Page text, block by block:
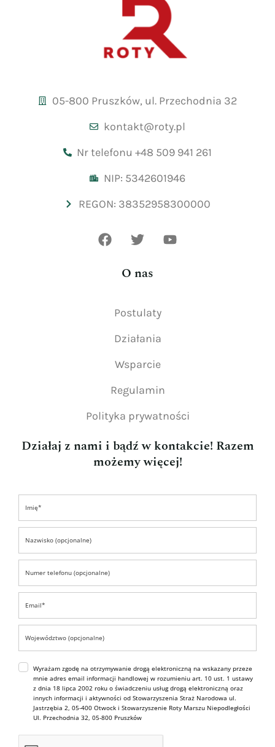
05-800 Pruszków, ul. Przechodnia 32
kontakt@roty.pl
Nr telefonu +48 509 941 261
NIP: 5342601946
REGON: 38352958300000
O nas
Postulaty
Działania
Wsparcie
Regulamin
Polityka prywatności
Działaj z nami i bądź w kontakcie! Razem
możemy więcej!
Wyrażam zgodę na otrzymywanie drogą elektroniczną na wskazany przeze
mnie adres email informacji handlowej w rozumieniu art. 10 ust. 1 ustawy
z dnia 18 lipca 2002 roku o świadczeniu usług drogą elektroniczną oraz
innych informacji i aktywności od Stowarzyszenia Straż Narodowa ul.
Jastrzębia 2, 05-400 Otwock i Stowarzyszenie Roty Marszu Niepodległości
Ul. Przechodnia 32, 05-800 Pruszków